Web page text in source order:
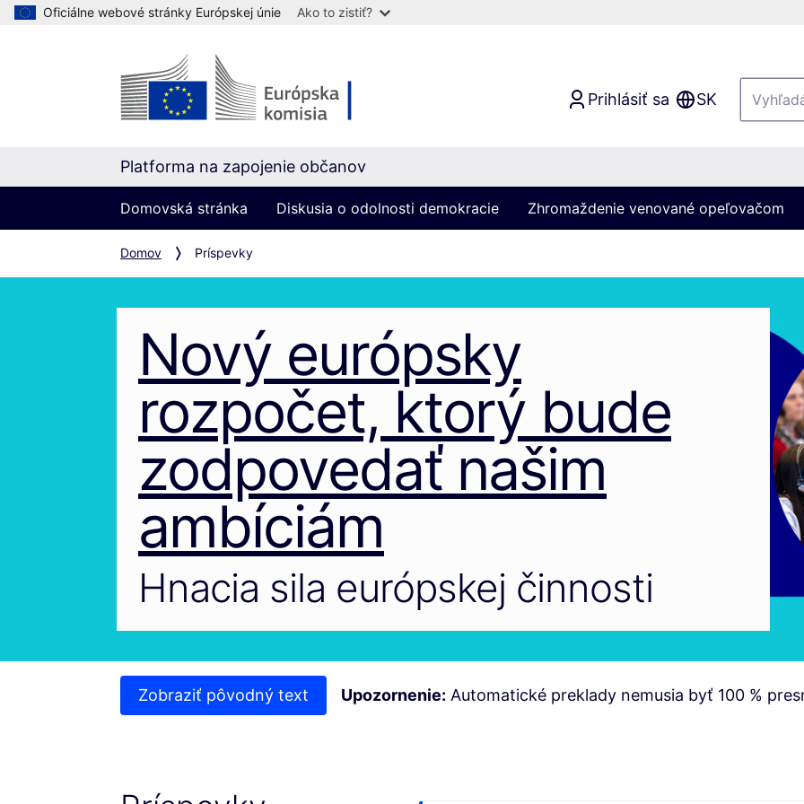
Oficiálne webové stránky Európskej únie Ako to zistiť?
Prihlásiť sa SK
Platforma na zapojenie občanov
Domovská stránka Diskusia o odolnosti demokracie Zhromaždenie venované opeľovačom
Domov Príspevky
Nový európsky
rozpočet, ktorý bude
zodpovedať našim
ambíciám
Hnacia sila európskej činnosti
Zobraziť pôvodný text Upozornenie: Automatické preklady nemusia byť 100 %